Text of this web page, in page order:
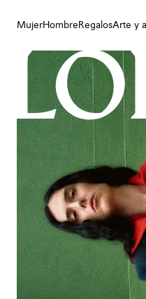
MujerHombre RegalosArte y
Mujer
Hombre
Regalos
Arte y artesanía
Stories